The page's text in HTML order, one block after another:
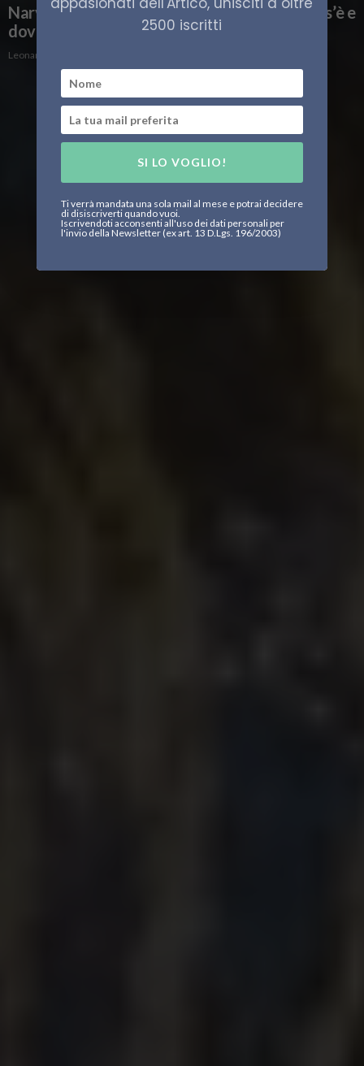
Narvalo, l’unicorno marino dell’Artico: che cos’è e
dove vive?
Leonardo Parigi
2500 iscritti
SI LO VOGLIO!
Ti verrà mandata una sola mail al mese e potrai decidere
di disiscriverti quando vuoi.
Iscrivendoti acconsenti all'uso dei dati personali per
l'invio della Newsletter (ex art. 13 D.Lgs. 196/2003)